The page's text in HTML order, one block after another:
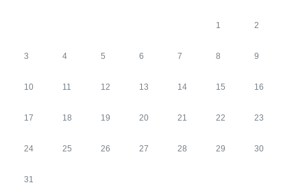
1 2
3 4 5 6 7 8 9
10 11 12 13 14 15 16
17 18 19 20 21 22 23
24 25 26 27 28 29 30
31